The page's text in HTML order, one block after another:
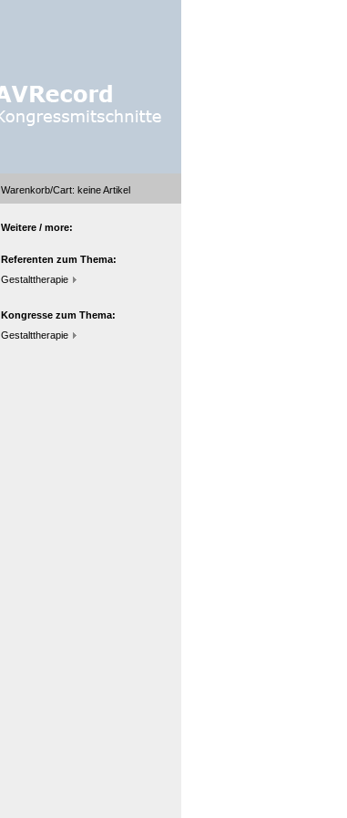
Warenkorb/Cart: keineArtikel
Weitere / more:
Referenten zum Thema:
Gestalttherapie
Kongresse zum Thema:
Gestalttherapie